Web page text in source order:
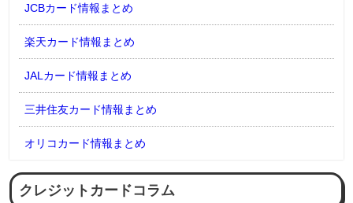
JCBカード情報まとめ
楽天カード情報まとめ
JALカード情報まとめ
三井住友カード情報まとめ
オリコカード情報まとめ
クレジットカードコラム